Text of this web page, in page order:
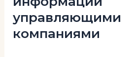
управляющими
компаниями